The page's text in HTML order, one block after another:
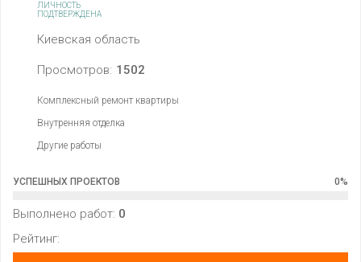
ЛИЧНОСТЬ
ПОДТВЕРЖДЕНА
Киевская область
Просмотров: 1502
Комплексный ремонт квартиры
Внутренняя отделка
Другие работы
УСПЕШНЫХ ПРОЕКТОВ 0%
Выполнено работ: 0
Рейтинг: